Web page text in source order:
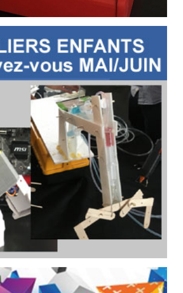
d’arcade BarTop sous
façon Maker